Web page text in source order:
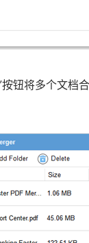
按钮将多个文档